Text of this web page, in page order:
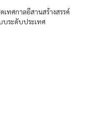
เทศกาลอีสานสร้างสรรค์
บระดับประเทศ